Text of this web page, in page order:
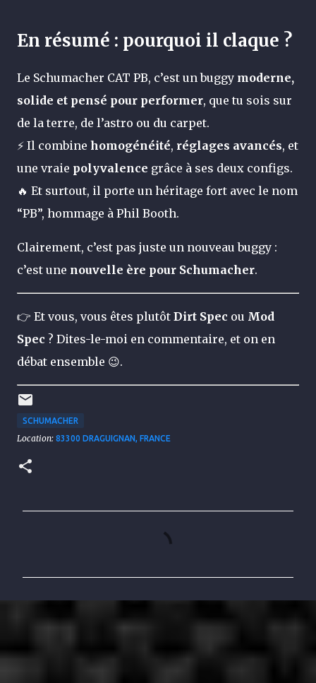
En résumé : pourquoi il claque ?
Le Schumacher CAT PB, c’est un buggy moderne,
solide et pensé pour performer, que tu sois sur
de la terre, de l’astro ou du carpet.
⚡ Il combine homogénéité, réglages avancés, et
une vraie polyvalence grâce à ses deux configs.
🔥 Et surtout, il porte un héritage fort avec le nom
“PB”, hommage à Phil Booth.
Clairement, c’est pas juste un nouveau buggy :
c’est une nouvelle ère pour Schumacher.
👉 Et vous, vous êtes plutôt Dirt Spec ou Mod
Spec ? Dites-le-moi en commentaire, et on en
débat ensemble 😉.
SCHUMACHER
Location: 83300 DRAGUIGNAN, FRANCE